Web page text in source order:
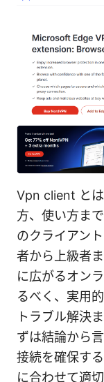
Vpn client と
方、使い方ま
のクライアン
者から上級者
に広がるオン
るべく、実用
トラブル解決
ずは結論から
接続を確保す
に合わせて適